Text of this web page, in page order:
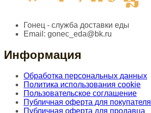
Гонец - служба доставки еды
Email: gonec_eda@bk.ru
Информация
Обработка персональных данных
Политика использования cookie
Пользовательское соглашение
Публичная оферта для покупателя
Публичная оферта для продавца